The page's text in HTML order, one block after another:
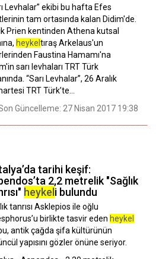
Levhalar” ekibi bu hafta Efes
tam ortasında kalan Didim'de.
Prien kentinden Athena kutsal
heykel tıraş Arkelaus'un
Faustina Hamamı'na
sarı levhaları TRT Türk
“Sarı Levhalar”, 26 Aralık
TRT Türk’te…
Güncelleme: 27 Nisan 2017 19:38
tarihi keşif:
2,2 metrelik "Sağlık
heykel i bulundu
tanrısı Asklepios ile oğlu
birlikte tasvir eden heykel
antik çağda şifa kültürünün
yapısını gözler önüne seriyor.